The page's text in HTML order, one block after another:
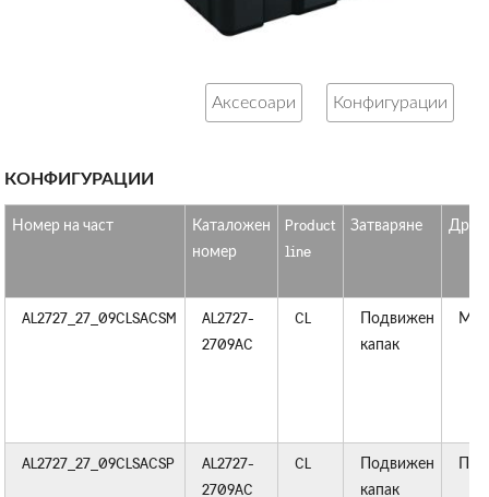
Аксесоари Конфигурации
КОНФИГУРАЦИИ
Номер на част
Каталожен
номер
Product
line
Затваряне
AL2727_27_09CLSACSM
AL2727-
2709AC
CL
Подвижен
капак
AL2727_27_09CLSACSP
AL2727-
2709AC
CL
Подвижен
капак